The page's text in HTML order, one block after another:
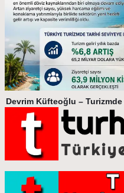
Devrim Küfteoğlu –